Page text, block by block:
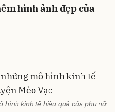
hình ảnh đẹp của
hình kinh tế hiệu quả của phụ nữ